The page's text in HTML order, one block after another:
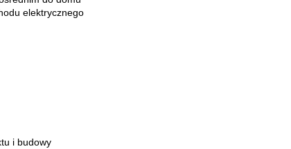
elektrycznego
i budowy